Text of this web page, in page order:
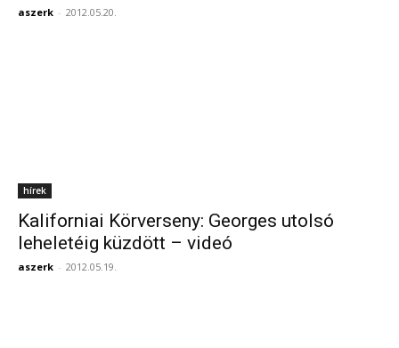
aszerk - 2012.05.20.
hírek
Kaliforniai Körverseny: Georges utolsó
leheletéig küzdött – videó
aszerk - 2012.05.19.